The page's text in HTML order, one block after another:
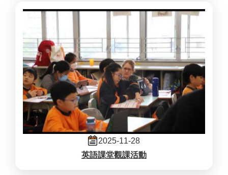
2025-11-28
英語課堂觀課活動